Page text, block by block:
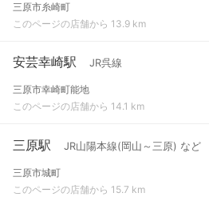
三原市糸崎町
このページの店舗から 13.9 km
安芸幸崎駅 JR呉線
三原市幸崎町能地
このページの店舗から 14.1 km
三原駅 JR山陽本線(岡山～三原) など
三原市城町
このページの店舗から 15.7 km